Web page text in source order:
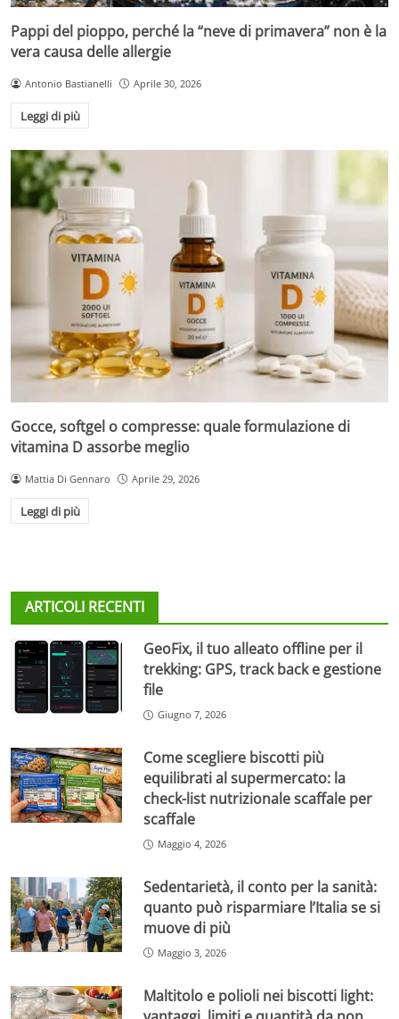
Pappi del pioppo, perché la “neve di primavera” non è la
vera causa delle allergie
Antonio Bastianelli Aprile 30, 2026
Leggi di più
Gocce, softgel o compresse: quale formulazione di
vitamina D assorbe meglio
Mattia Di Gennaro Aprile 29, 2026
Leggi di più
ARTICOLI RECENTI
GeoFix, il tuo alleato offline per il
trekking: GPS, track back e gestione
file
Giugno 7, 2026
Come scegliere biscotti più
equilibrati al supermercato: la
check-list nutrizionale scaffale per
scaffale
Maggio 4, 2026
Sedentarietà, il conto per la sanità:
quanto può risparmiare l’Italia se si
muove di più
Maggio 3, 2026
Maltitolo e polioli nei biscotti light: